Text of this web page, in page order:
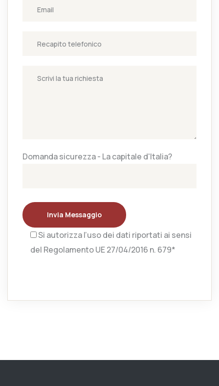
Domanda sicurezza - La capitale d'Italia?
Invia Messaggio
Si autorizza l’uso dei dati riportati ai sensi
del Regolamento UE 27/04/2016 n. 679*